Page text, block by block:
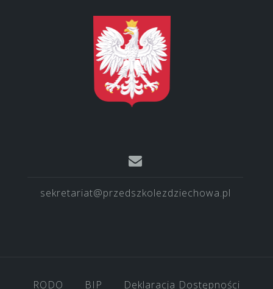
sekretariat@przedszkolezdziechowa.pl
RODO BIP Deklaracja Dostępności